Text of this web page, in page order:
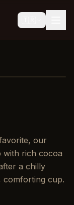
our
with rich cocoa
a chilly
comforting cup.